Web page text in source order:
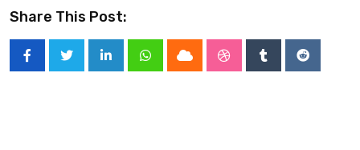
Share This Post:
LinkedInWhatsappCloud StumbleUpon
TumblrReddit